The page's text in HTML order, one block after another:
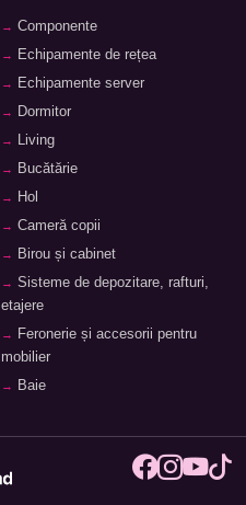
Componente
Echipamente de rețea
Echipamente server
Dormitor
Living
Bucătărie
Hol
Cameră copii
Birou și cabinet
Sisteme de depozitare, rafturi,
etajere
Feronerie și accesorii pentru
mobilier
Baie